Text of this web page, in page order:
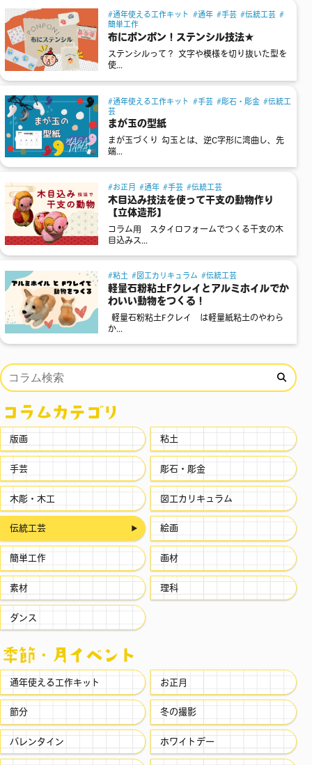
通年使える工作キット 通年 手芸
伝統工芸
簡単工作
布にポンポン！ステンシル技法★
ステンシルって？ 文字や模様を切り抜いた型を
使...
通年使える工作キット 手芸 彫石・彫金
伝統工
芸
まが玉の型紙
まが玉づくり 勾玉とは、逆C字形に湾曲し、先
端...
お正月 通年 手芸 伝統工芸
木目込み技法を使って干支の動物作り
【立体造形】
コラム用 スタイロフォームでつくる干支の木
目込みス...
粘土 図工カリキュラム 伝統工芸
軽量石粉粘土Fクレイとアルミホイルでか
わいい動物をつくる！
軽量石粉粘土Fクレイ は軽量紙粘土のやわら
か...
コラムカテゴリ
版画 粘土
手芸 彫石・彫金
木彫・木工 図工カリキュラム
伝統工芸 絵画
簡単工作 画材
素材 理科
ダンス
季節・⽉イベント
通年使える工作キット お正月
節分 冬の撮影
バレンタイン ホワイトデー